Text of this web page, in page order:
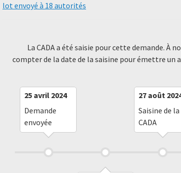
lot envoyé à 18 autorités
La CADA a été saisie pour cette demande. À
compter de la date de la saisine pour émettre un
25 avril 2024
Demande
envoyée
27 août
Saisine de la
CADA